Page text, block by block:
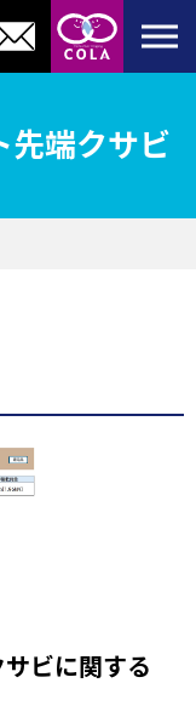
先端クサビ
ビに関する